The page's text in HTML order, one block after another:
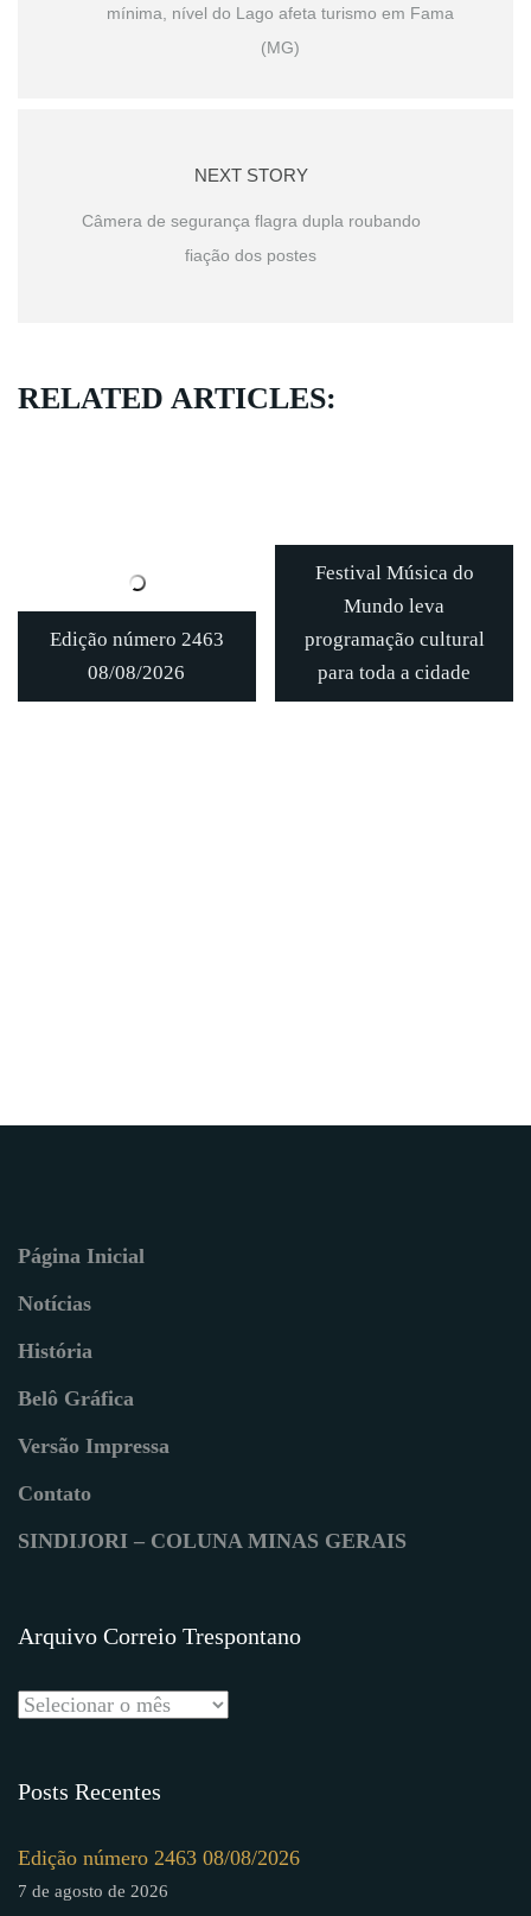
mínima, nível do Lago afeta turismo em Fama
(MG)
NEXT STORY
Câmera de segurança flagra dupla roubando
fiação dos postes
RELATED ARTICLES:
Edição número 2463
08/08/2026
Festival Música do
Mundo leva
programação cultural
para toda a cidade
Página Inicial
Notícias
História
Belô Gráfica
Versão Impressa
Contato
SINDIJORI – COLUNA MINAS GERAIS
Arquivo Correio Trespontano
Posts Recentes
Edição número 2463 08/08/2026
7 de agosto de 2026